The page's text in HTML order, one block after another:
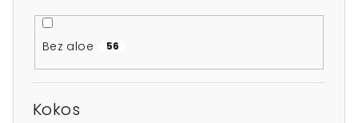
Bez aloe 56
Kokos